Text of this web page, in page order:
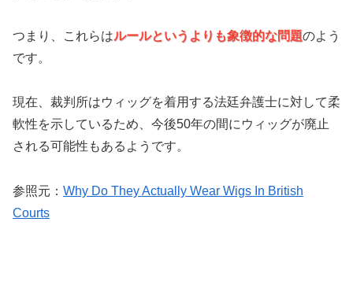
つまり、これらはルールというよりも象徴的な問題のよう
です。
現在、裁判所はウィッグを着用する法廷弁護士に対して柔
軟性を示しているため、今後50年の間にウィッグが廃止
される可能性もあるようです。
参照元： Why Do They Actually Wear Wigs In British
Courts